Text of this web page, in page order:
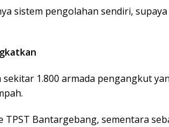
sistem pengolahan sendiri,
1.800 armada pengangkut
Bantargebang, sementara